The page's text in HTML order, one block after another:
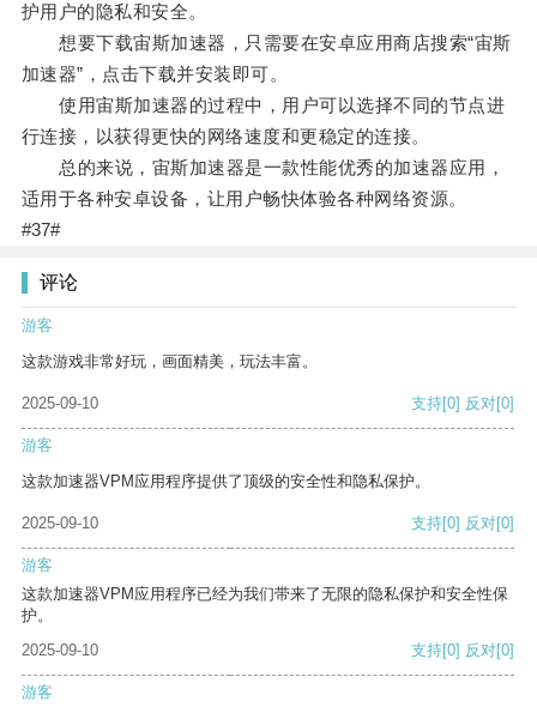
护用户的隐私和安全。
想要下载宙斯加速器，只需要在安卓应用商店搜索“宙斯
加速器”，点击下载并安装即可。
使用宙斯加速器的过程中，用户可以选择不同的节点进
行连接，以获得更快的网络速度和更稳定的连接。
总的来说，宙斯加速器是一款性能优秀的加速器应用，
适用于各种安卓设备，让用户畅快体验各种网络资源。
#37#
评论
游客
这款游戏非常好玩，画面精美，玩法丰富。
2025-09-10 支持[0] 反对[0]
游客
这款加速器VPM应用程序提供了顶级的安全性和隐私保护。
2025-09-10 支持[0] 反对[0]
游客
这款加速器VPM应用程序已经为我们带来了无限的隐私保护和安全性保
护。
2025-09-10
支持[0] 反对[0]
游客